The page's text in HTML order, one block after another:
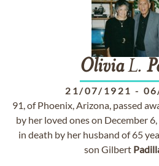
OliviaL.
21/07/1921 -
91, of Phoenix, Arizona, passed
by her loved ones on December
in death by her husband of 65
son Gilbert